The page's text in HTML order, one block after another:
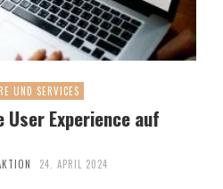
UND SERVICES
User Experience auf
24. APRIL 2024